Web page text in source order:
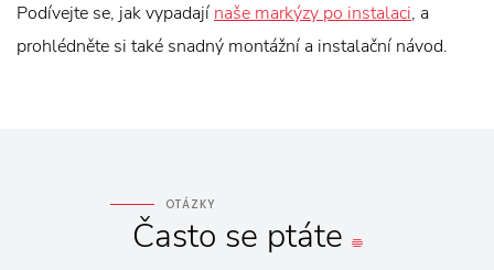
Podívejte se, jak vypadají naše markýzy po instalaci, a
prohlédněte si také snadný montážní a instalační návod.
OTÁZKY
Často se ptáte